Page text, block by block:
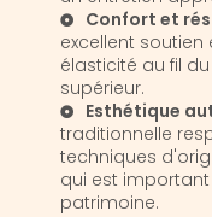
Confort et
excellent
élasticité au fil
supérieur.
Esthétique
traditionnelle
techniques
qui est
patrimoine.